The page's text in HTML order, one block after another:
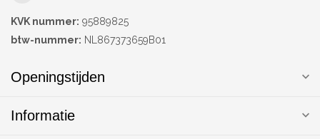
KVK nummer: 95889825
btw-nummer: NL867373659B01
Openingstijden
Informatie